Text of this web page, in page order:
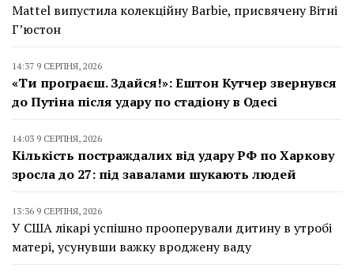
Mattel випустила колекційну Barbie, присвячену Вітні
Г’юстон
14:37 9 СЕРПНЯ, 2026
«Ти програєш. Здайся!»: Ештон Кутчер звернувся
до Путіна після удару по стадіону в Одесі
14:03 9 СЕРПНЯ, 2026
Кількість постраждалих від удару РФ по Харкову
зросла до 27: під завалами шукають людей
13:36 9 СЕРПНЯ, 2026
У США лікарі успішно прооперували дитину в утробі
матері, усунувши важку вроджену ваду